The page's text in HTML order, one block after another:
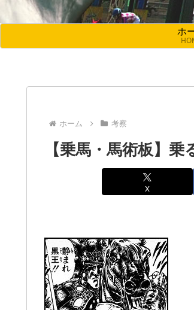
ホ
ホーム 考察
【乗馬・馬術板】
X